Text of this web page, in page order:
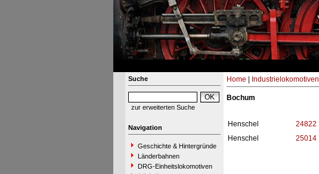
Suche
zur erweiterten Suche
Navigation
Geschichte & Hintergründe
Länderbahnen
DRG-Einheitslokomotiven
Home Industrielokomotiven
Bochum
Henschel 24822
Henschel
25014